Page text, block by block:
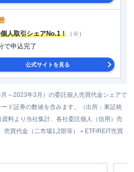
人取引シェアNo.1！ （※）
で申込完了
公式サイトを見る
～2023年3月）の委託個人売買代金シェアで
ド証券の数値を含みます。（出所：東証統
料より当社集計、各社委託個人（信用）売
売買代金（二市場1,2部等）＋ETF/REIT売買